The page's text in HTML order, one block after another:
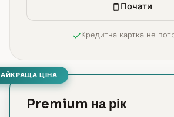
Почати
Кредитна картка не
ЦІНА
Premium на рік